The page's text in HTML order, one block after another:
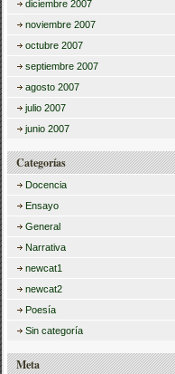
diciembre 2007
noviembre 2007
octubre 2007
septiembre 2007
agosto 2007
julio 2007
junio 2007
Categorías
Docencia
Ensayo
General
Narrativa
newcat1
newcat2
Poesía
Sin categoría
Meta